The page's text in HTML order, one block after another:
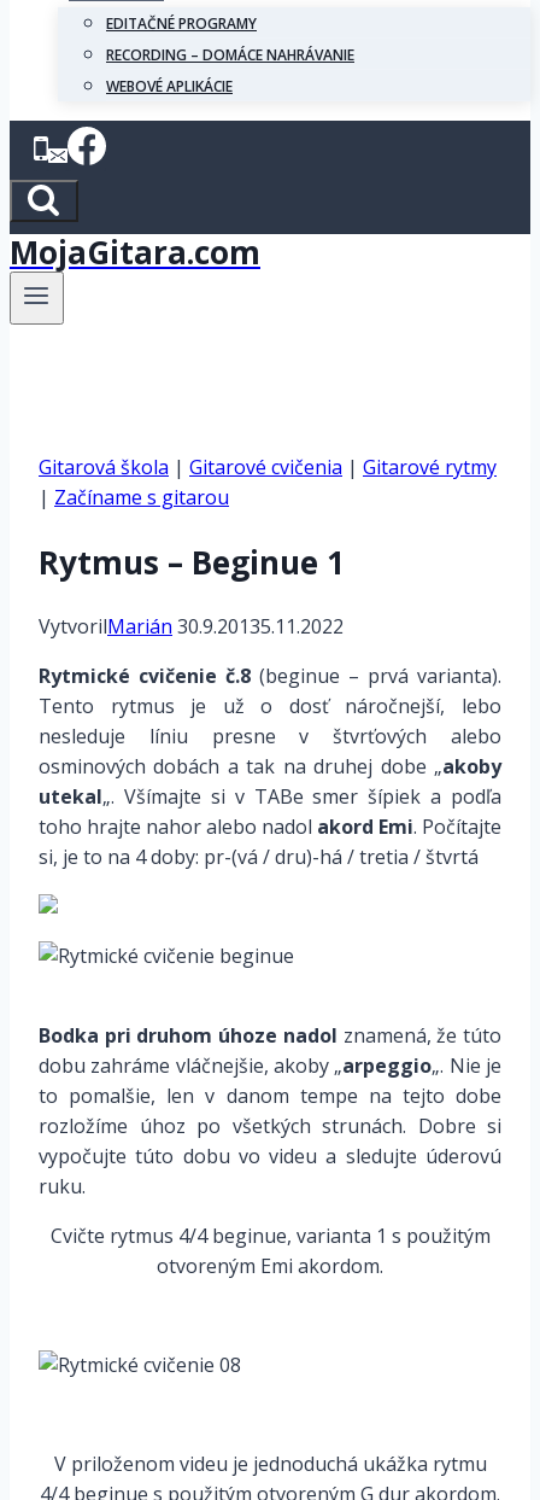
EDITAČNÉ PROGRAMY
RECORDING – DOMÁCE NAHRÁVANIE
WEBOVÉ APLIKÁCIE
MojaGitara.com
Gitarová škola | Gitarové cvičenia | Gitarové rytmy
| Začíname s gitarou
Rytmus – Beginue 1
VytvorilMarián 30.9.20135.11.2022
Rytmické cvičenie č.8 (beginue – prvá varianta).
Tento rytmus je už o dosť náročnejší, lebo
nesleduje líniu presne v štvrťových alebo
osminových dobách a tak na druhej dobe „akoby
utekal„. Všímajte si v TABe smer šípiek a podľa
toho hrajte nahor alebo nadol akord Emi. Počítajte
si, je to na 4 doby: pr-(vá / dru)-há / tretia / štvrtá
Bodka pri druhom úhoze nadol znamená, že túto
dobu zahráme vláčnejšie, akoby „arpeggio„. Nie je
to pomalšie, len v danom tempe na tejto dobe
rozložíme úhoz po všetkých strunách. Dobre si
vypočujte túto dobu vo videu a sledujte úderovú
ruku.
Cvičte rytmus 4/4 beginue, varianta 1 s použitým
otvoreným Emi akordom.
V priloženom videu je jednoduchá ukážka rytmu
4/4 beginue s použitým otvoreným G dur akordom.